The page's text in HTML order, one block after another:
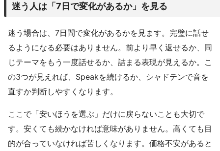
迷う人は「7日で変化があるか」を見る
迷う場合は、7日間で変化があるかを見ます。完璧に話せ
るようになる必要はありません。前より早く返せるか、同
じテーマをもう一度話せるか、詰まる表現が見えるか。こ
の3つが見えれば、Speakを続けるか、シャドテンで音を
直すか判断しやすくなります。
ここで「安いほうを選ぶ」だけに戻らないことも大切で
す。安くても続かなければ意味がありません。高くても目
的が合っていなければ苦しくなります。価格不安があると